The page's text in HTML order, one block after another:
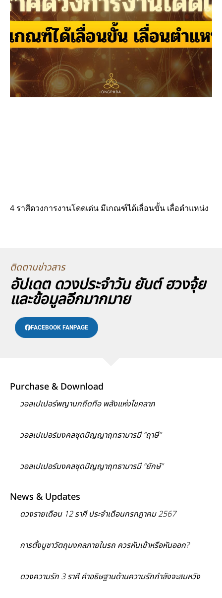
4 ราศีดวงการงานโดดเด่น มีเกณฑ์ได้เลื่อนขั้น เลื่อตำแหน่ง
ติดตามข่าวสาร
อัปเดต ดวงประจำวัน ยันต์ ฮวงจุ้ย
และข้อมูลอีกมากมาย
FACEBOOK FANPAGE
Purchase & Download
วอลเปเปอร์พญานกถึดทือ พลังแห่งโชคลาภ
วอลเปเปอร์มงคลชุดปัญญาฤทธาบารมี “ฤาษี”
วอลเปเปอร์มงคลชุดปัญญาฤทธาบารมี “ยักษ์”
News & Updates
ดวงรายเดือน 12 ราศี ประจำเดือนกรกฎาคม 2567
การตั้งบูชาวัตถุมงคลภายในรถ ควรหันเข้าหรือหันออก?
ดวงความรัก 3 ราศี คำอธิษฐานด้านความรักกำลังจะสมหวัง